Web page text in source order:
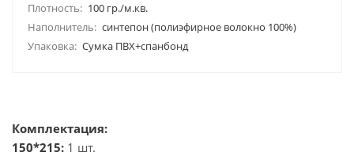
Плотность: 100 гр./м.кв.
Наполнитель: синтепон (полиэфирное волокно 100%)
Упаковка: Сумка ПВХ+спанбонд
Комплектация:
150*215: 1 шт.